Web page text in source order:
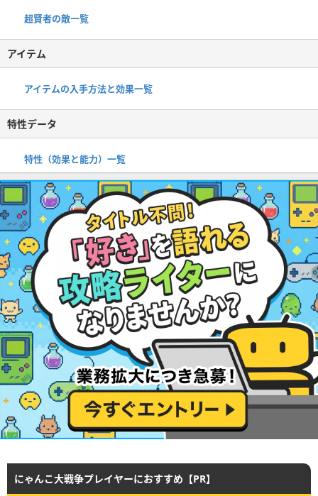
超賢者の敵一覧
アイテム
アイテムの入手方法と効果一覧
特性データ
特性（効果と能力）一覧
にゃんこ大戦争プレイヤーにおすすめ【PR】